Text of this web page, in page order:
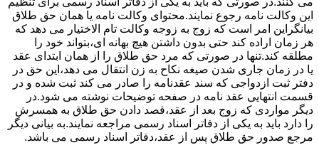
این وکالت نامه رجوع نمایند.محتوای وکالت نامه یا همان حق طلاق
بیانگراین امر است که زوج به زوجه وکالت تام الاختیار می دهد که
هر زمان اراده کند حتی بدون داشتن هیچ بهانه ای،بتواند خود را
مطلقه کند.تنها در صورتی که مرد حق طلاق را از همان ابتدای عقد
یا در زمان جاری شدن صیغه نکاح به زن انتقال می دهد،این حق در
دفتر ثبت ازدواجی که سند عقدنامه را صادر می کند ثبت شده و در
قسمت انتهایی عقد نامه در صفحه توضیحات نوشته می شود.در
دیگر مواردی که زوج بعد از عقد،قصد دادن حق طلاق به همسرش
را دارد باید به یکی از دفاتر اسناد رسمی مراجعه نمایند.به بیانی دیگر
مرجع صدور حق طلاق پس از عقد،دفاتر اسناد رسمی می باشد.